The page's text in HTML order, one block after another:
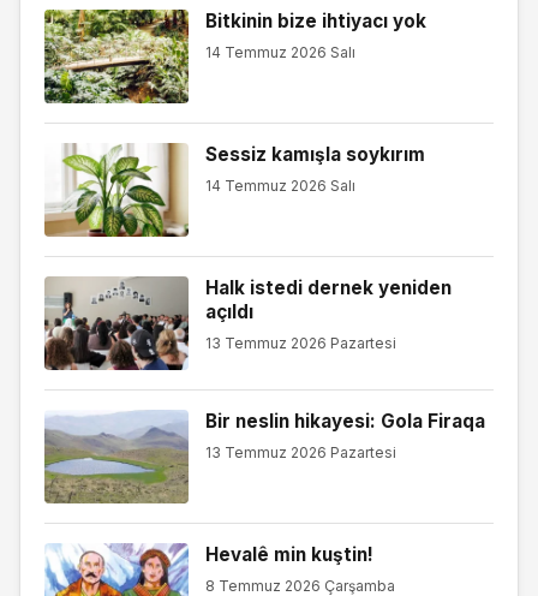
Bitkinin bize ihtiyacı yok
14 Temmuz 2026 Salı
Sessiz kamışla soykırım
14 Temmuz 2026 Salı
Halk istedi dernek yeniden
açıldı
13 Temmuz 2026 Pazartesi
Bir neslin hikayesi: Gola Firaqa
13 Temmuz 2026 Pazartesi
Hevalê min kuştin!
8 Temmuz 2026 Çarşamba